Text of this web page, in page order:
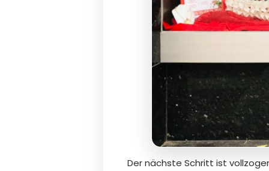
Der nächste Schritt ist